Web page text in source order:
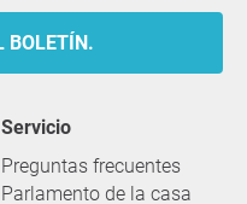
BOLETÍN.
servicio
Preguntas frecuentes
Parlamento de la casa